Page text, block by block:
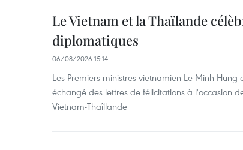
Le Vietnam et la Thaïlande
diplomatiques
06/08/2026 15:14
Les Premiers ministres vietnamien Le Minh
échangé des lettres de félicitations à l'occasion
Vietnam-Thaîllande